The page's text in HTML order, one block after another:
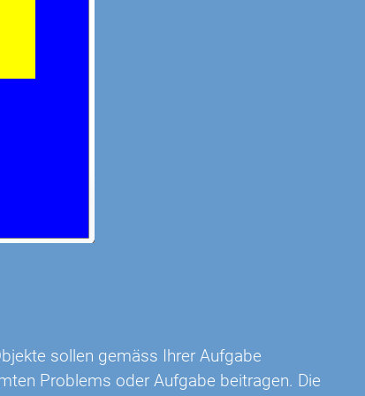
sollen gemäss Ihrer Aufgabe
Problems oder Aufgabe beitragen. Die